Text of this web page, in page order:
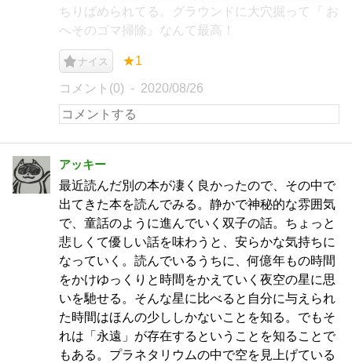
ちりばめられてる。グラウンドに大穴掘って『 お
へそのゴマ掃除』なんて最高！
ナイス ★1
コメント(0) 2020/08/26
アッキー
最近読んだ別の本が凄く良かったので、その中で
出てきた本を読んでみる。静かで神秘的な雰囲気
で、童話のように進んでいく双子の話。ちょっと
悲しくて優しい話を味わうと、安らかな気持ちに
なっていく。読んでいるうちに、何億年もの時間
をかけゆっくりと時間をかえていく夜空の星に思
いを馳せる。そんな星に比べると自分に与えられ
た時間はほんの少ししかないことを知る。でもそ
れは「永遠」が存在するということを知ることで
もある。プラネタリウムの中で空を見上げている